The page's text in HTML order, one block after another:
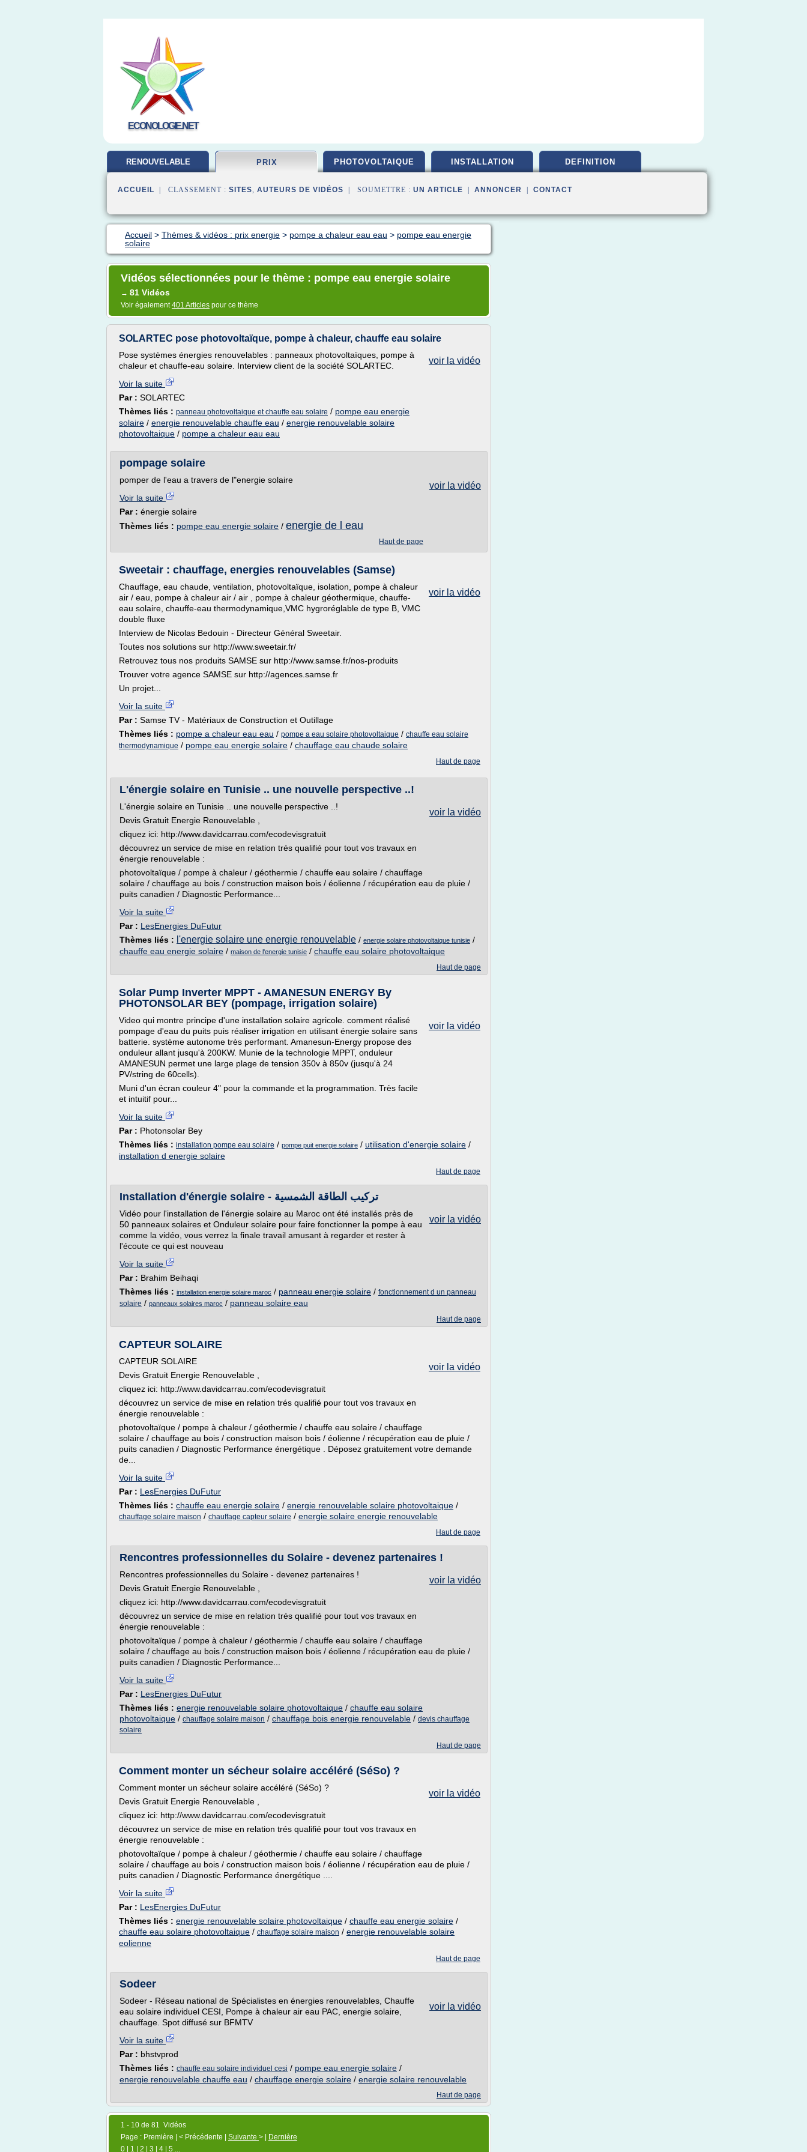
ECONOLOGIE.NET
RENOUVELABLE PRIX PHOTOVOLTAIQUE INSTALLATION DEFINITION
ACCUEIL | CLASSEMENT : SITES, AUTEURS DE VIDÉOS | SOUMETTRE : UN ARTICLE ANNONCER CONTACT
Accueil > Thèmes & vidéos : prix energie > pompe a chaleur eau eau > pompe eau energie
solaire
Vidéos sélectionnées pour le thème : pompe eau energie solaire
→ 81 Vidéos
Voir également401 Articles pour ce thème
SOLARTEC pose photovoltaïque, pompe à chaleur, chauffe eau solaire
voir la vidéo
Pose systèmes énergies renouvelables : panneaux photovoltaïques, pompe à
chaleur et chauffe-eau solaire. Interview client de la société SOLARTEC.
Voir la suite
Par : SOLARTEC
Thèmes liés : panneau photovoltaique et chauffe eau solaire / pompe eau energie
solaire / energie renouvelable chauffe eau / energie renouvelable solaire
photovoltaique / pompe a chaleur eau eau
pompage solaire
voir la vidéo
pomper de l'eau a travers de l"energie solaire
Voir la suite
Par : énergie solaire
Thèmes liés : pompe eau energie solaire / energie de l eau
Haut de page
Sweetair : chauffage, energies renouvelables (Samse)
voir la vidéo
Chauffage, eau chaude, ventilation, photovoltaïque, isolation, pompe à chaleur
air / eau, pompe à chaleur air / air , pompe à chaleur géothermique, chauffe-
eau solaire, chauffe-eau thermodynamique,VMC hygroréglable de type B, VMC
double fluxe
Interview de Nicolas Bedouin - Directeur Général Sweetair.
Toutes nos solutions sur http://www.sweetair.fr/
Retrouvez tous nos produits SAMSE sur http://www.samse.fr/nos-produits
Trouver votre agence SAMSE sur http://agences.samse.fr
Un projet...
Voir la suite
Par : Samse TV - Matériaux de Construction et Outillage
Thèmes liés : pompe a chaleur eau eau / pompe a eau solaire photovoltaique / chauffe eau solaire
thermodynamique / pompe eau energie solaire / chauffage eau chaude solaire
Haut de page
L'énergie solaire en Tunisie .. une nouvelle perspective ..!
voir la vidéo
L'énergie solaire en Tunisie .. une nouvelle perspective ..!
Devis Gratuit Energie Renouvelable ,
cliquez ici: http://www.davidcarrau.com/ecodevisgratuit
découvrez un service de mise en relation trés qualifié pour tout vos travaux en
énergie renouvelable :
photovoltaïque / pompe à chaleur / géothermie / chauffe eau solaire / chauffage
solaire / chauffage au bois / construction maison bois / éolienne / récupération eau de pluie /
puits canadien / Diagnostic Performance...
Voir la suite
Par : LesEnergies DuFutur
Thèmes liés : l'energie solaire une energie renouvelable / energie solaire photovoltaique tunisie /
chauffe eau energie solaire / maison de l'energie tunisie / chauffe eau solaire photovoltaique
Haut de page
Solar Pump Inverter MPPT - AMANESUN ENERGY By
PHOTONSOLAR BEY (pompage, irrigation solaire)
voir la vidéo
Video qui montre principe d'une installation solaire agricole. comment réalisé
pompage d'eau du puits puis réaliser irrigation en utilisant énergie solaire sans
batterie. système autonome très performant. Amanesun-Energy propose des
onduleur allant jusqu'à 200KW. Munie de la technologie MPPT, onduleur
AMANESUN permet une large plage de tension 350v à 850v (jusqu'à 24
PV/string de 60cells).
Muni d'un écran couleur 4" pour la commande et la programmation. Très facile
et intuitif pour...
Voir la suite
Par : Photonsolar Bey
Thèmes liés : installation pompe eau solaire / pompe puit energie solaire / utilisation d'energie solaire /
installation d energie solaire
Haut de page
Installation d'énergie solaire - تركيب الطاقة الشمسية
voir la vidéo
Vidéo pour l'installation de l'énergie solaire au Maroc ont été installés près de
50 panneaux solaires et Onduleur solaire pour faire fonctionner la pompe à eau
comme la vidéo, vous verrez la finale travail amusant à regarder et rester à
l'écoute ce qui est nouveau
Voir la suite
Par : Brahim Beihaqi
Thèmes liés : installation energie solaire maroc / panneau energie solaire / fonctionnement d un panneau
solaire / panneaux solaires maroc / panneau solaire eau
Haut de page
CAPTEUR SOLAIRE
voir la vidéo
CAPTEUR SOLAIRE
Devis Gratuit Energie Renouvelable ,
cliquez ici: http://www.davidcarrau.com/ecodevisgratuit
découvrez un service de mise en relation trés qualifié pour tout vos travaux en
énergie renouvelable :
photovoltaïque / pompe à chaleur / géothermie / chauffe eau solaire / chauffage
solaire / chauffage au bois / construction maison bois / éolienne / récupération eau de pluie /
puits canadien / Diagnostic Performance énergétique . Déposez gratuitement votre demande
de...
Voir la suite
Par : LesEnergies DuFutur
Thèmes liés : chauffe eau energie solaire / energie renouvelable solaire photovoltaique /
chauffage solaire maison / chauffage capteur solaire / energie solaire energie renouvelable
Haut de page
Rencontres professionnelles du Solaire - devenez partenaires !
voir la vidéo
Rencontres professionnelles du Solaire - devenez partenaires !
Devis Gratuit Energie Renouvelable ,
cliquez ici: http://www.davidcarrau.com/ecodevisgratuit
découvrez un service de mise en relation trés qualifié pour tout vos travaux en
énergie renouvelable :
photovoltaïque / pompe à chaleur / géothermie / chauffe eau solaire / chauffage
solaire / chauffage au bois / construction maison bois / éolienne / récupération eau de pluie /
puits canadien / Diagnostic Performance...
Voir la suite
Par : LesEnergies DuFutur
Thèmes liés : energie renouvelable solaire photovoltaique / chauffe eau solaire
photovoltaique / chauffage solaire maison / chauffage bois energie renouvelable / devis chauffage
solaire
Haut de page
Comment monter un sécheur solaire accéléré (SéSo) ?
voir la vidéo
Comment monter un sécheur solaire accéléré (SéSo) ?
Devis Gratuit Energie Renouvelable ,
cliquez ici: http://www.davidcarrau.com/ecodevisgratuit
découvrez un service de mise en relation trés qualifié pour tout vos travaux en
énergie renouvelable :
photovoltaïque / pompe à chaleur / géothermie / chauffe eau solaire / chauffage
solaire / chauffage au bois / construction maison bois / éolienne / récupération eau de pluie /
puits canadien / Diagnostic Performance énergétique ....
Voir la suite
Par : LesEnergies DuFutur
Thèmes liés : energie renouvelable solaire photovoltaique / chauffe eau energie solaire /
chauffe eau solaire photovoltaique / chauffage solaire maison / energie renouvelable solaire
eolienne
Haut de page
Sodeer
voir la vidéo
Sodeer - Réseau national de Spécialistes en énergies renouvelables, Chauffe
eau solaire individuel CESI, Pompe à chaleur air eau PAC, energie solaire,
chauffage. Spot diffusé sur BFMTV
Voir la suite
Par : bhstvprod
Thèmes liés : chauffe eau solaire individuel cesi / pompe eau energie solaire /
energie renouvelable chauffe eau / chauffage energie solaire / energie solaire renouvelable
Haut de page
1 - 10 de 81 Vidéos
Page : Première | < Précédente | Suivante > |
Dernière
0
1 2 3 4 5 ...